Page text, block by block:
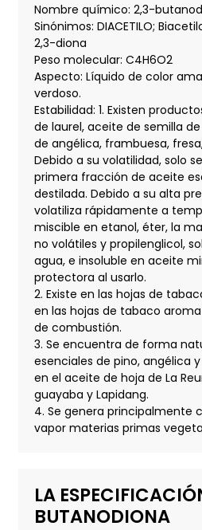
Nombre químico: 2,3-
Sinónimos: DIACETILO;
2,3-diona
Peso molecular: C4H6O2
Aspecto: Líquido de color
verdoso.
Estabilidad: 1. Existen
de laurel, aceite de semilla
de angélica, frambuesa,
Debido a su volatilidad, solo
primera fracción de aceite
destilada. Debido a su alta
volatiliza rápidamente a
miscible en etanol, éter, la
no volátiles y propilenglicol,
agua, e insoluble en aceite
protectora al usarlo.
2. Existe en las hojas de
en las hojas de tabaco
de combustión.
3. Se encuentra de forma
esenciales de pino, angélica
en el aceite de hoja de La
guayaba y Lapidang.
4. Se genera principalmente
vapor materias primas
LA
BUTANODIONA